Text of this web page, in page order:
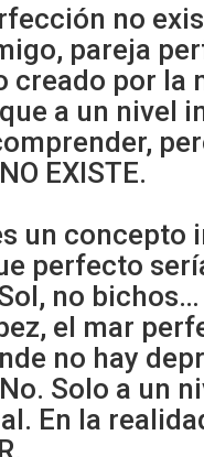
no
pareja
creado por la
a un nivel
EXISTE.
un concepto
perfecto
no bichos…
el mar
no hay
Solo a un
En la